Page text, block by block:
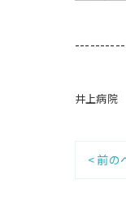
井上病院
< 前の